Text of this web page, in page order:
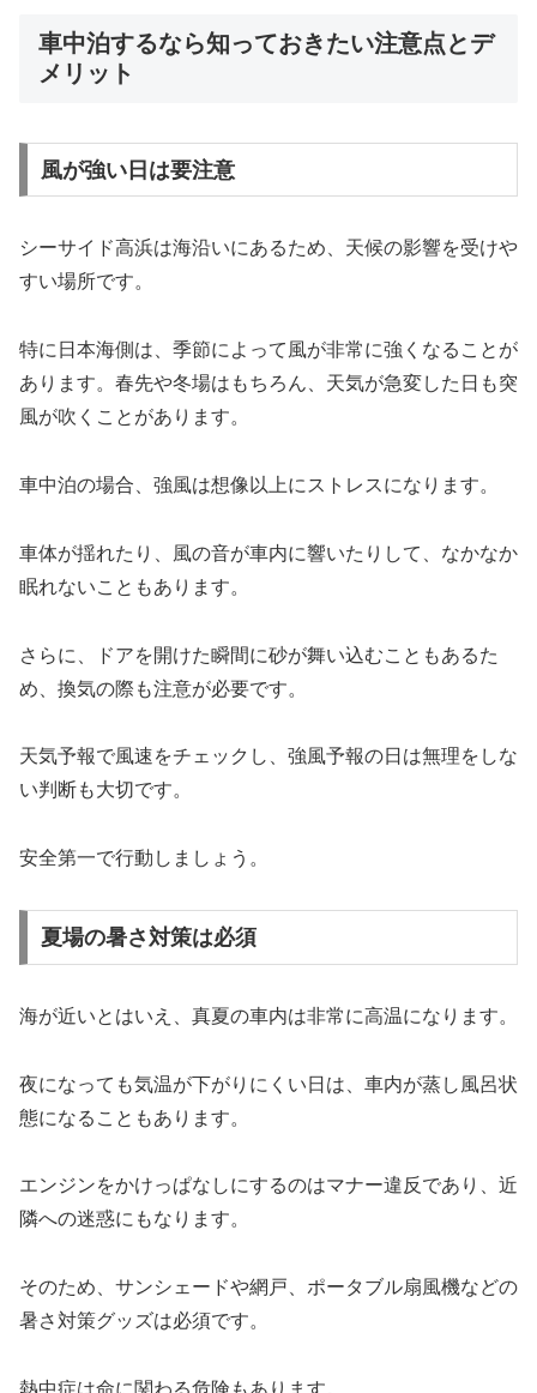
車中泊するなら知っておきたい注意点とデ
メリット
風が強い日は要注意
シーサイド高浜は海沿いにあるため、天候の影響を受けや
すい場所です。
特に日本海側は、季節によって風が非常に強くなることが
あります。春先や冬場はもちろん、天気が急変した日も突
風が吹くことがあります。
車中泊の場合、強風は想像以上にストレスになります。
車体が揺れたり、風の音が車内に響いたりして、なかなか
眠れないこともあります。
さらに、ドアを開けた瞬間に砂が舞い込むこともあるた
め、換気の際も注意が必要です。
天気予報で風速をチェックし、強風予報の日は無理をしな
い判断も大切です。
安全第一で行動しましょう。
夏場の暑さ対策は必須
海が近いとはいえ、真夏の車内は非常に高温になります。
夜になっても気温が下がりにくい日は、車内が蒸し風呂状
態になることもあります。
エンジンをかけっぱなしにするのはマナー違反であり、近
隣への迷惑にもなります。
そのため、サンシェードや網戸、ポータブル扇風機などの
暑さ対策グッズは必須です。
熱中症は命に関わる危険もあります。